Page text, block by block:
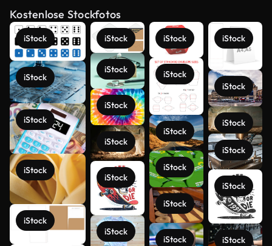
Kostenlose Stockfotos
iStock
iStock
iStock
iStock
iStock
iStock
iStock
iStock
iStock
iStock
iStock
iStock
iStock
iStock
iStock
iStock
iStock
iStock
iStock
iStock
iStock
iStock
iStock